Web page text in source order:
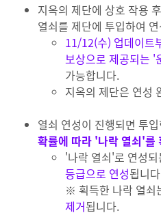
지옥의 제단에 상호 작용
열쇠를 제단에 투입하여
11/12(수) 업데이트
보상으로 제공되는 '
가능합니다.
지옥의 제단은 연성
열쇠 연성이 진행되면 투
확률에 따라 '나락 열쇠'를
'나락 열쇠'로 연성
등급으로 연성됩니
※ 획득한 나락 열쇠
제거됩니다.